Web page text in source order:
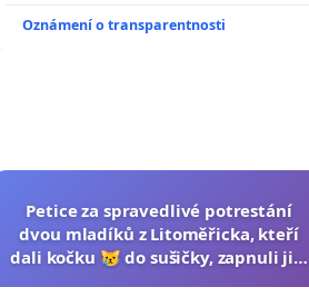
Oznámení o transparentnosti
Petice za spravedlivé potrestání
dvou mladíků z Litoměřicka, kteří
dali kočku 😿 do sušičky, zapnuli ji a